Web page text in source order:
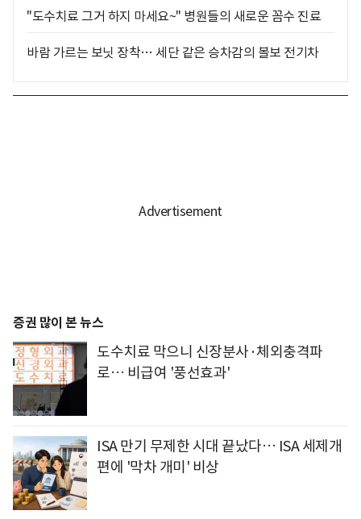
"도수치료 그거 하지 마세요~" 병원들의 새로운 꼼수 진료
바람 가르는 보닛 장착… 세단 같은 승차감의 볼보 전기차
증권 많이 본 뉴스
도수치료 막으니 신장분사·체외충격파
로… 비급여 '풍선효과'
ISA 만기 무제한 시대 끝났다… ISA 세제개
편에 '막차 개미' 비상